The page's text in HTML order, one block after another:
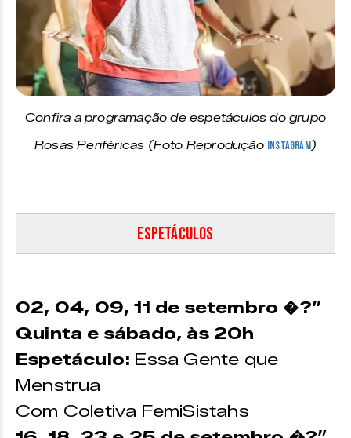
Confira a programação de espetáculos do grupo
Rosas Periféricas (Foto Reprodução Instagram)
Espetáculos
02, 04, 09, 11 de setembro �?”
Quinta e sábado, às 20h
Espetáculo: Essa Gente que
Menstrua
Com Coletiva FemiSistahs